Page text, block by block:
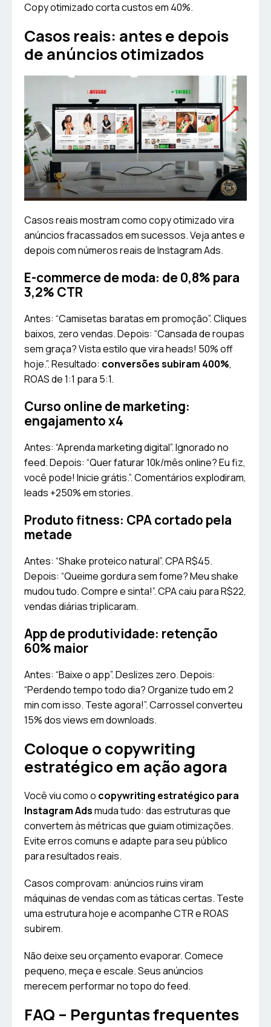
Copy otimizado corta custos em 40%.
Casos reais: antes e depois
de anúncios otimizados
Casos reais mostram como copy otimizado vira
anúncios fracassados em sucessos. Veja antes e
depois com números reais de Instagram Ads.
E-commerce de moda: de 0,8% para
3,2% CTR
Antes: “Camisetas baratas em promoção”. Cliques
baixos, zero vendas. Depois: “Cansada de roupas
sem graça? Vista estilo que vira heads! 50% off
hoje.”. Resultado: conversões subiram 400%,
ROAS de 1:1 para 5:1.
Curso online de marketing:
engajamento x4
Antes: “Aprenda marketing digital”. Ignorado no
feed. Depois: “Quer faturar 10k/mês online? Eu fiz,
você pode! Inicie grátis.”. Comentários explodiram,
leads +250% em stories.
Produto fitness: CPA cortado pela
metade
Antes: “Shake proteico natural”. CPA R$45.
Depois: “Queime gordura sem fome? Meu shake
mudou tudo. Compre e sinta!”. CPA caiu para R$22,
vendas diárias triplicaram.
App de produtividade: retenção
60% maior
Antes: “Baixe o app”. Deslizes zero. Depois:
“Perdendo tempo todo dia? Organize tudo em 2
min com isso. Teste agora!”. Carrossel converteu
15% dos views em downloads.
Coloque o copywriting
estratégico em ação agora
Você viu como o copywriting estratégico para
Instagram Adsmuda tudo: das estruturas que
convertem às métricas que guiam otimizações.
Evite erros comuns e adapte para seu público
para resultados reais.
Casos comprovam: anúncios ruins viram
máquinas de vendas com as táticas certas. Teste
uma estrutura hoje e acompanhe CTR e ROAS
subirem.
Não deixe seu orçamento evaporar. Comece
pequeno, meça e escale. Seus anúncios
merecem performar no topo do feed.
FAQ – Perguntas frequentes